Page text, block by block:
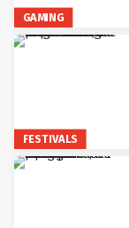
GAMING
FESTIVALS